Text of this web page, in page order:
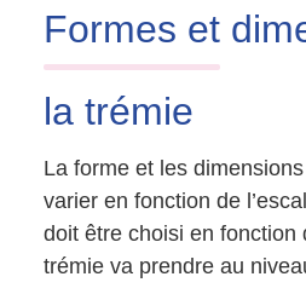
Formes et
la trémie
La forme et les
varier en fonction de
doit être choisi en fonction
trémie va prendre au